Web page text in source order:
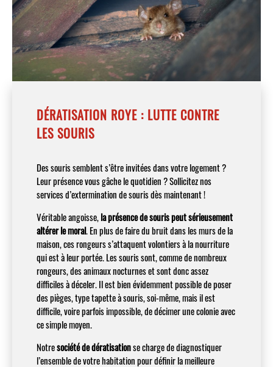
DÉRATISATION ROYE : LUTTE CONTRE
LES SOURIS
Des souris semblent s’être invitées dans votre logement ?
Leur présence vous gâche le quotidien ? Sollicitez nos
services d’extermination de souris dès maintenant !
Véritable angoisse,la présence de souris peut sérieusement
altérer le moral. En plus de faire du bruit dans les murs de la
maison, ces rongeurs s’attaquent volontiers à la nourriture
qui est à leur portée. Les souris sont, comme de nombreux
rongeurs, des animaux nocturnes et sont donc assez
difficiles à déceler. Il est bien évidemment possible de poser
des pièges, type tapette à souris, soi-même, mais il est
difficile, voire parfois impossible, de décimer une colonie avec
ce simple moyen.
Notresociété de dératisationse charge de diagnostiquer
l’ensemble de votre habitation pour définir la meilleure